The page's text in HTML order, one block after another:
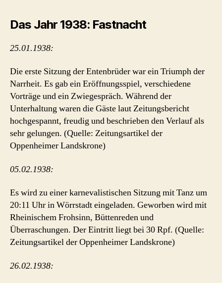
Das Jahr 1938: Fastnacht
25.01.1938:
Die erste Sitzung der Entenbrüder war ein Triumph der
Narrheit. Es gab ein Eröffnungsspiel, verschiedene
Vorträge und ein Zwiegespräch. Während der
Unterhaltung waren die Gäste laut Zeitungsbericht
hochgespannt, freudig und beschrieben den Verlauf als
sehr gelungen. (Quelle: Zeitungsartikel der
Oppenheimer Landskrone)
05.02.1938:
Es wird zu einer karnevalistischen Sitzung mit Tanz um
20:11 Uhr in Wörrstadt eingeladen. Geworben wird mit
Rheinischem Frohsinn, Büttenreden und
Überraschungen. Der Eintritt liegt bei 30 Rpf. (Quelle:
Zeitungsartikel der Oppenheimer Landskrone)
26.02.1938: